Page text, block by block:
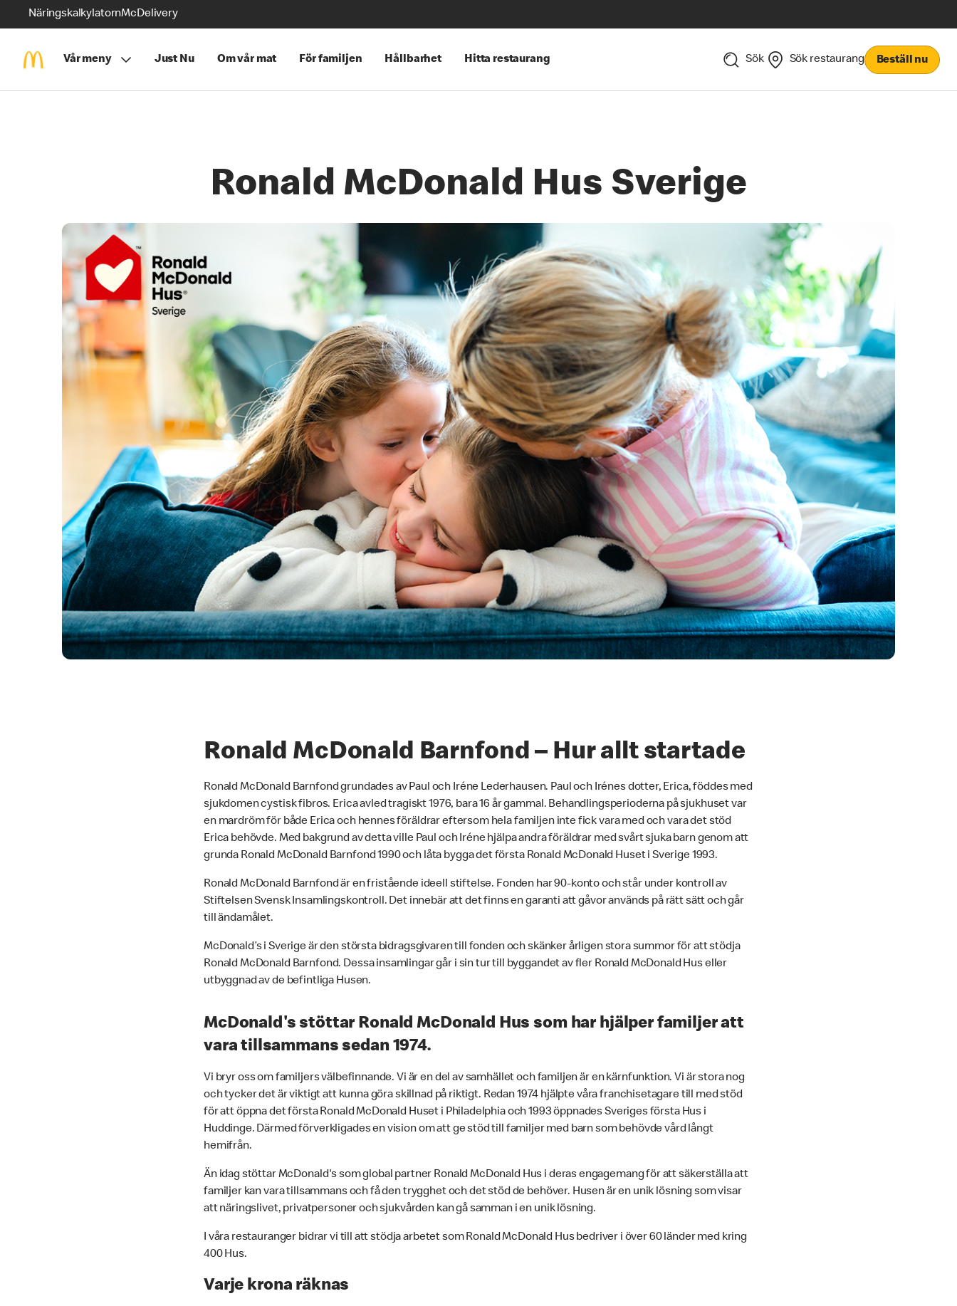
NäringskalkylatornMcDelivery
Vår meny Just Nu Om vår mat För familjen Hållbarhet Hitta restaurang Sök Sök restaurang Beställ nu
Ronald McDonald Hus Sverige
Ronald McDonald Barnfond – Hur allt startade
Ronald McDonald Barnfond grundades av Paul och Iréne Lederhausen. Paul och Irénes dotter, Erica, föddes med
sjukdomen cystisk fibros. Erica avled tragiskt 1976, bara 16 år gammal. Behandlingsperioderna på sjukhuset var
en mardröm för både Erica och hennes föräldrar eftersom hela familjen inte fick vara med och vara det stöd
Erica behövde. Med bakgrund av detta ville Paul och Iréne hjälpa andra föräldrar med svårt sjuka barn genom att
grunda Ronald McDonald Barnfond 1990 och låta bygga det första Ronald McDonald Huset i Sverige 1993.
Ronald McDonald Barnfond är en fristående ideell stiftelse. Fonden har 90-konto och står under kontroll av
Stiftelsen Svensk Insamlingskontroll. Det innebär att det finns en garanti att gåvor används på rätt sätt och går
till ändamålet.
McDonald’s i Sverige är den största bidragsgivaren till fonden och skänker årligen stora summor för att stödja
Ronald McDonald Barnfond. Dessa insamlingar går i sin tur till byggandet av fler Ronald McDonald Hus eller
utbyggnad av de befintliga Husen.
McDonald's stöttar Ronald McDonald Hus som har hjälper familjer att
vara tillsammans sedan 1974.
Vi bryr oss om familjers välbefinnande. Vi är en del av samhället och familjen är en kärnfunktion. Vi är stora nog
och tycker det är viktigt att kunna göra skillnad på riktigt. Redan 1974 hjälpte våra franchisetagare till med stöd
för att öppna det första Ronald McDonald Huset i Philadelphia och 1993 öppnades Sveriges första Hus i
Huddinge. Därmed förverkligades en vision om att ge stöd till familjer med barn som behövde vård långt
hemifrån.
Än idag stöttar McDonald's som global partner Ronald McDonald Hus i deras engagemang för att säkerställa att
familjer kan vara tillsammans och få den trygghet och det stöd de behöver. Husen är en unik lösning som visar
att näringslivet, privatpersoner och sjukvården kan gå samman i en unik lösning.
I våra restauranger bidrar vi till att stödja arbetet som Ronald McDonald Hus bedriver i över 60 länder med kring
400 Hus.
Varje krona räknas